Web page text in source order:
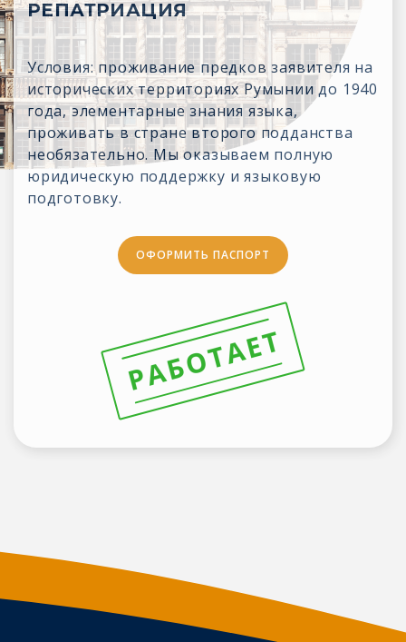
РЕПАТРИАЦИЯ
Условия: проживание предков заявителя на
исторических территориях Румынии до 1940
года, элементарные знания языка,
проживать в стране второго подданства
необязательно. Мы оказываем полную
юридическую поддержку и языковую
подготовку.
ОФОРМИТЬ ПАСПОРТ